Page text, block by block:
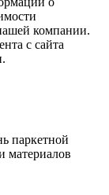
компании.
с сайта
паркетной
материалов